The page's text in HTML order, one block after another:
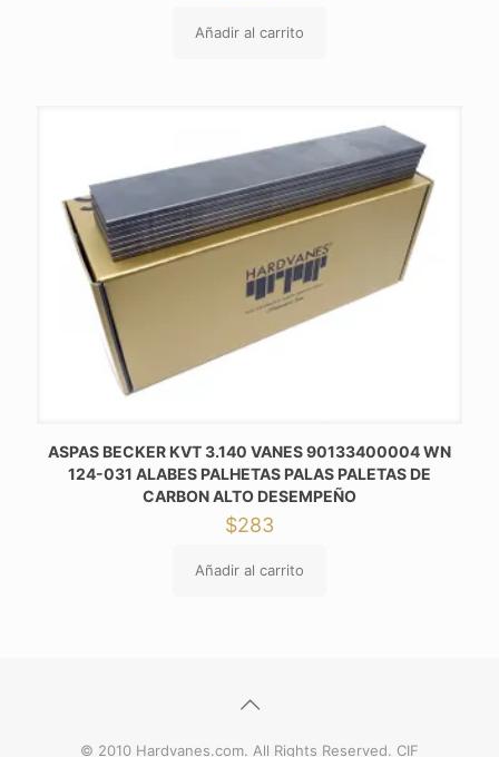
Añadir al carrito
ASPAS BECKER KVT 3.140 VANES 90133400004 WN
124-031 ALABES PALHETAS PALAS PALETAS DE
CARBON ALTO DESEMPEÑO
$283
Añadir al carrito
© 2010 Hardvanes.com. All Rights Reserved. CIF